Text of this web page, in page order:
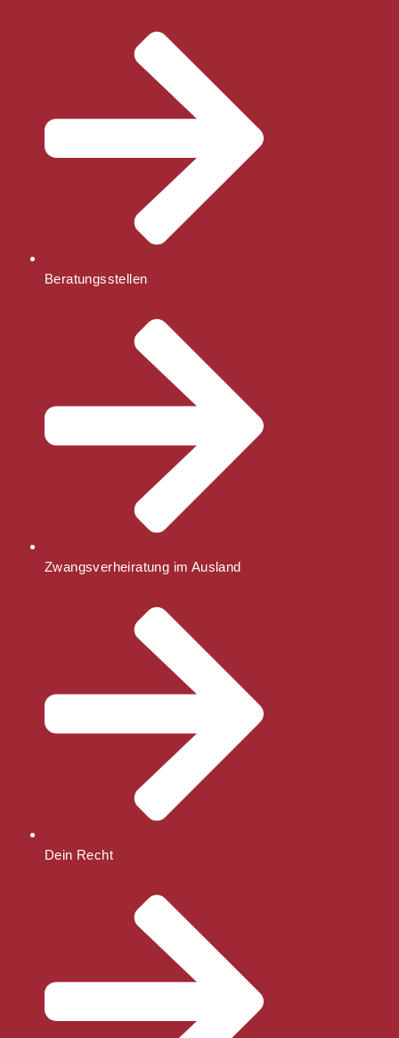
Beratungsstellen
Zwangsverheiratung im Ausland
Dein Recht